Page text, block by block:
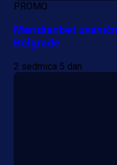
PROMO
Meridianbet
Belgrade
2 sedmica 5 dan